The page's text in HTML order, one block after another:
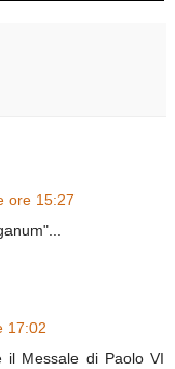
ore 15:27
17:02
il Messale di Paolo VI